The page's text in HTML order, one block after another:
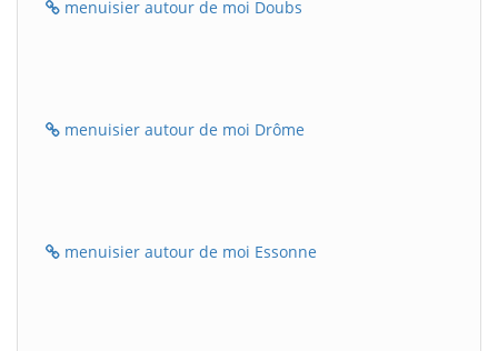
menuisier autour de moi Doubs
menuisier autour de moi Drôme
menuisier autour de moi Essonne